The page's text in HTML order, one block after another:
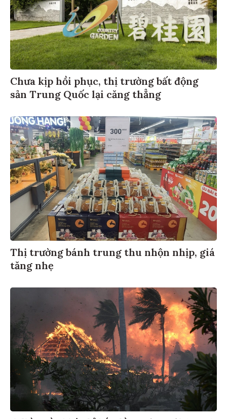
Chưa kịp hồi phục, thị trường bất động
sản Trung Quốc lại căng thẳng
Thị trường bánh trung thu nhộn nhịp, giá
tăng nhẹ